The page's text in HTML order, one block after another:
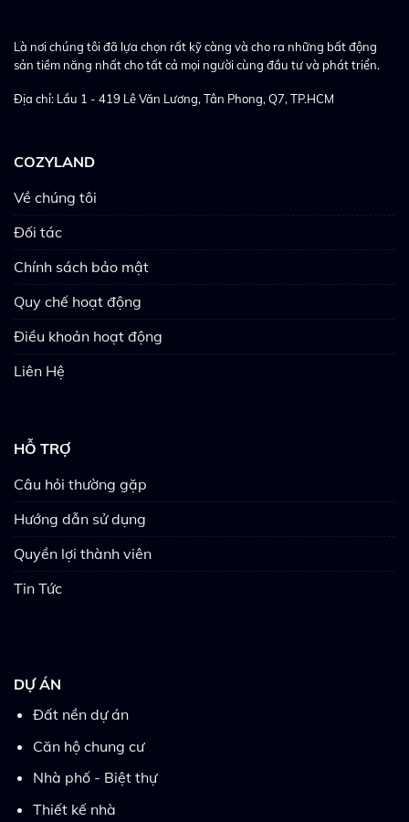
Là nơi chúng tôi đã lựa chọn rất kỹ càng và cho ra những bất động
sản tiềm năng nhất cho tất cả mọi người cùng đầu tư và phát triển.
Địa chỉ: Lầu 1 - 419 Lê Văn Lương, Tân Phong, Q7, TP.HCM
COZYLAND
Về chúng tôi
Đối tác
Chính sách bảo mật
Quy chế hoạt động
Điều khoản hoạt động
Liên Hệ
HỖ TRỢ
Câu hỏi thường gặp
Hướng dẫn sử dụng
Quyền lợi thành viên
Tin Tức
DỰ ÁN
Đất nền dự án
Căn hộ chung cư
Nhà phố - Biệt thự
Thiết kế nhà